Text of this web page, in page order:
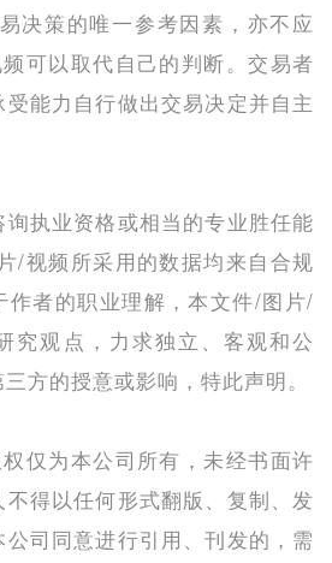
决策的唯一参考因素，亦不应
可以取代自己的判断。交易者
能力自行做出交易决定并自主
执业资格或相当的专业胜任能
/视频所采用的数据均来自合规
作者的职业理解，本文件/图片/
究观点，力求独立、客观和公
方的授意或影响，特此声明。
仅为本公司所有，未经书面许
得以任何形式翻版、复制、发
司同意进行引用、刊发的，需